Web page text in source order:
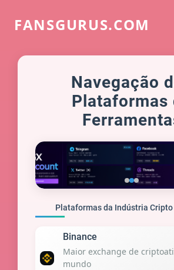
FANSGURUS.COM
Navegação
Plataformas
Plataformas da Indústria Cripto
Binance
Maior exchange de
mundo